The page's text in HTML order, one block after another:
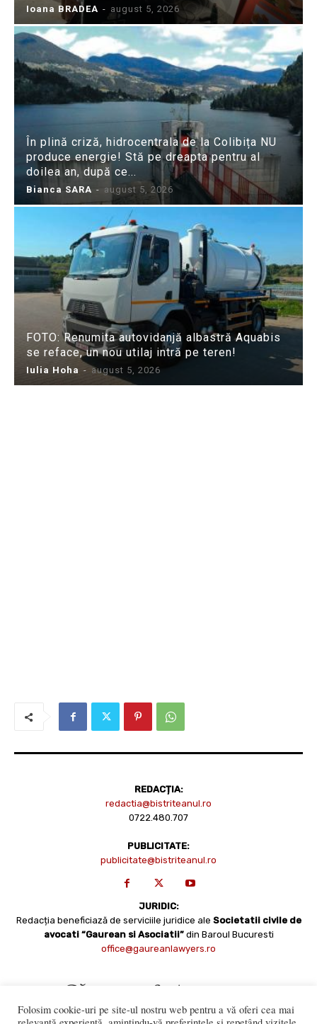
Ioana BRADEA - august 5, 2026
În plină criză, hidrocentrala de la Colibița NU
produce energie! Stă pe dreapta pentru al
doilea an, după ce...
Bianca SARA - august 5, 2026
FOTO: Renumita autovidanjă albastră Aquabis
se reface, un nou utilaj intră pe teren!
Iulia Hoha - august 5, 2026
REDACȚIA:
redactia@bistriteanul.ro
0722.480.707
PUBLICITATE:
publicitate@bistriteanul.ro
JURIDIC:
Redacția beneficiază de serviciile juridice ale Societatii civile de
avocati “Gaurean si Asociatii” din Baroul Bucuresti
office@gaureanlawyers.ro
Folosim cookie-uri pe site-ul nostru web pentru a vă oferi cea mai